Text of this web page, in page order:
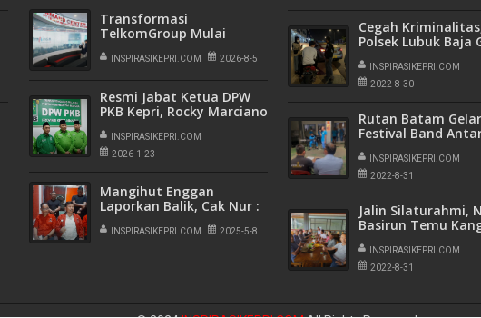
Kalome
Transformasi
TelkomGroup Mulai
Tunjukkan Hasil,
InfraNexia Catat Kinerja
Infrastruktur Digital
Nasional
INSPIRASIKEPRI.COM 2026-8-5
Resmi Jabat Ketua DPW
PKB Kepri, Rocky Marciano
Bawole Pastikan PKB Beri
Manfaat Nyata Bagi
Masyarakat
INSPIRASIKEPRI.COM
2026-1-23
Mangihut Enggan
Laporkan Balik, Cak Nur :
Kalau Tidak Bersalah
Kenapa Damai dan Cabut
INSPIRASIKEPRI.COM 2025-5-8
Cegah
Polsek Lubuk Baja
Operasi Cipkon di
Kawasan Lubuk Baja
INSPIRASIKEPRI.COM
2022-8-30
Rutan Batam
Festival Band
Warga Binaan
INSPIRASIKEPRI.COM
2022-8-31
Jalin Silaturahmi,
Basirun Temu
Pejuang Sani-Nurdin
INSPIRASIKEPRI.COM
2022-8-31